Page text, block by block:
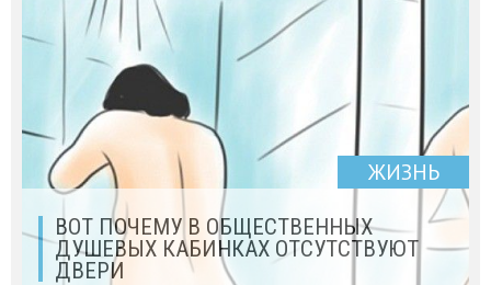
ЖИЗНЬ
ВОТ ПОЧЕМУ В ОБЩЕСТВЕННЫХ
ДУШЕВЫХ КАБИНКАХ ОТСУТСТВУЮТ
ДВЕРИ